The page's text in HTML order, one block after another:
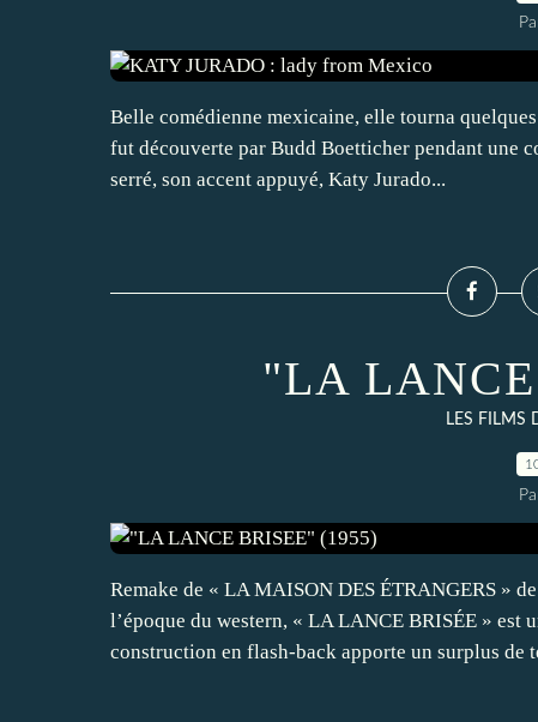
Belle comédienne mexicaine, elle tourna
fut découverte par Budd Boetticher pendant une
serré, son accent appuyé, Katy Jurado...
"LA
LES FILMS
Remake de « LA MAISON DES ÉTRANGERS »
l’époque du western, « LA LANCE BRISÉE » est
construction en flash-back apporte un surplus de